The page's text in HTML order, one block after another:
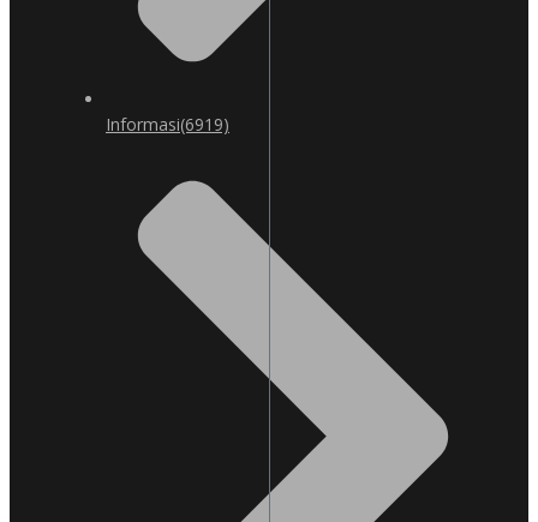
Informasi(6919)